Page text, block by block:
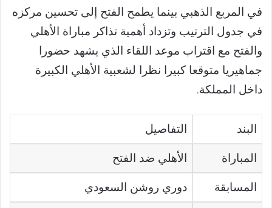
في المربع الذهبي بينما يطمح الفتح إلى تحسين مركزه
في جدول الترتيب وتزداد أهمية تذاكر مباراة الأهلي
والفتح مع اقتراب موعد اللقاء الذي يشهد حضورا
جماهيريا متوقعا كبيرا نظرا لشعبية الأهلي الكبيرة
داخل المملكة.
البند التفاصيل
المباراة الأهلي ضد الفتح
المسابقة دوري روشن السعودي